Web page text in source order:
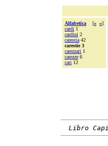
Alfabetica [« »]
cardi 1
cardini 2
carestia 42
carestie 3
carezzati 1
carezze 6
cari 12
Libro